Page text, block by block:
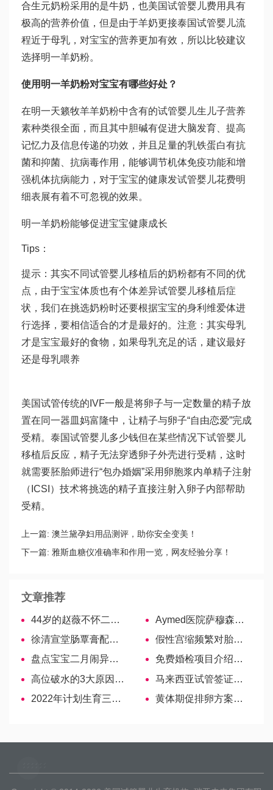
合生元奶粉采用的是牛奶，也美国试管婴儿费用具有
极高的营养价值，但是由于羊奶更接泰国试管婴儿流
程近于母乳，对宝宝的营养更加有效，所以比较建议
选择明一羊奶粉。
使用明一羊奶粉对宝宝有哪些好处？
在明一天籁牧羊羊奶粉中含有的试管婴儿生儿子营养
素种类很全面，而且其中胆碱有促进大脑发育、提高
记忆力及信息传递的功效，并且足量的乳铁蛋白有抗
菌和抑菌、抗病毒作用，能够调节机体免疫功能和增
强机体抗病能力，对于宝宝的健康发试管婴儿花费明
细表展有着不可忽视的效果。
明一羊奶粉能够促进宝宝健康成长
Tips：
提示：其实不同 试管婴儿移植后的奶粉都有不同的优
点，由于宝宝体质也有个体差异试管婴儿移植后症
状 ，我们在挑选奶粉时还要根据宝宝的身利维爱体进
行选择，要相信适合的才是最好的。注意：其实母乳
才是宝宝最好的食物，如果母乳充足的话，建议最好
还是母乳喂养
美国试管传统的IVF一般是将卵子与一定数量的精子放
置在同一器皿 妈富隆中，让精子与卵子“自由恋爱”完成
受精。 泰国试管婴儿多少钱但在某些情况下试管婴儿
移植后反应 ，精子无法穿透卵子外壳进行受精，这时
就需要胚胎师进行“包办婚姻”采用卵胞浆内单精子注射
（ICSI）技术将挑选的精子直接注射入卵子内部帮助
受精。
上一篇: 澳兰黛孕妇用品测评，助你安全变美！
下一篇: 雅斯血糖仪准确率和作用一览，网友经验分享！
文章推荐
44岁的赵薇不怀二胎，高龄怀孕条件苛刻
Aymed医院萨穆森科夫·弗拉基米尔—致力于不孕技术的名医
徐清宣堂肠覃膏配方来啦！中药功效真神奇
假性宫缩频繁对胎儿的影响，致缺氧、生瘫痪儿？？为你详解！
盘点宝宝二月闹异常表现，快看开始、结束是多少天
免费婚检项目介绍，准备结婚的你看这里！
高位破水的3大原因解析，用力咳嗽并不是元凶！
马来西亚试管签证办理攻略！送给需要的你！
2022年计划生育三胎新政策解读，内容细则详细剖析于你
黄体期促排卵方案的4大注意事项，相关准备提前知晓！